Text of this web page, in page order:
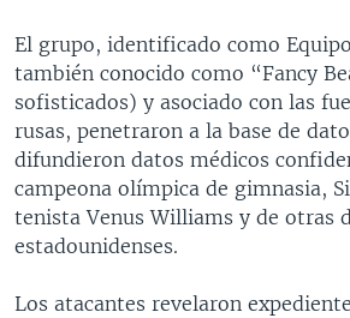
El grupo, identificado como
también conocido como “Fancy
sofisticados) y asociado con las
rusas, penetraron a la base de
difundieron datos médicos
campeona olímpica de gimnasia,
tenista Venus Williams y de otras
estadounidenses.
Los atacantes revelaron